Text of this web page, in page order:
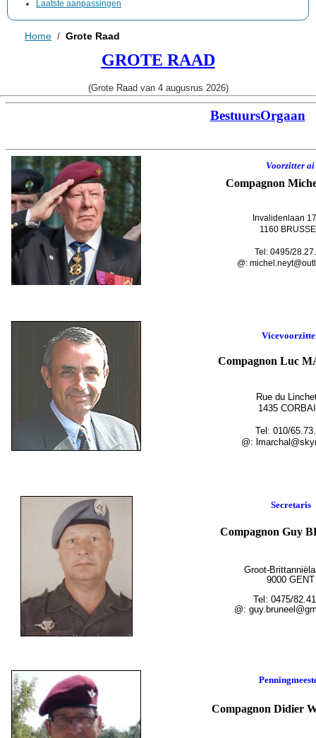
Laatste aanpassingen
Home Grote Raad
GROTE RAAD
(Grote Raad van 4 augusrus 2026)
BestuursOrgaan
Voorzitter ai
Compagnon
Invalidenlaan
1160
Tel: 0495/
@:
Compagnon Luc
Rue du
1435
Tel: 010/
@:
Secretaris
Compagnon Guy
Groot-
9000 GENT
Tel: 0475/
@:
Compagnon Didier